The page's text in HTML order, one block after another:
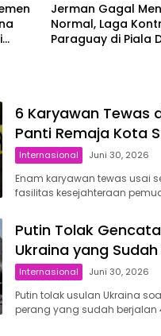
Jerman Gagal
Normal, Laga
Paraguay di Piala
6 Karyawan Tewas
Panti Remaja Kota
Internasional Juni 30, 2026
Enam karyawan tewas usai
fasilitas kesejahteraan
Putin Tolak
Ukraina yang
Internasional Juni 30, 2026
Putin tolak usulan Ukraina
perang yang sudah berjalan